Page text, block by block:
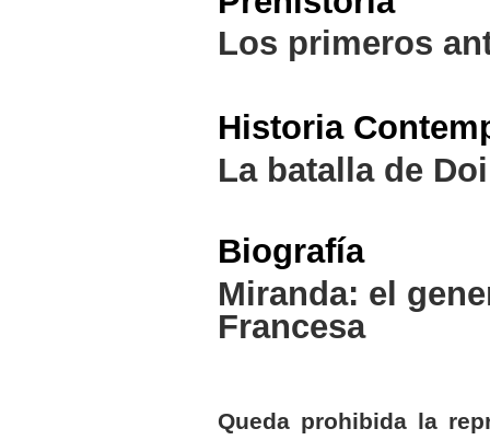
Los primeros
Historia
La batalla de
Biografía
Miranda: el
Francesa
Queda prohibida la